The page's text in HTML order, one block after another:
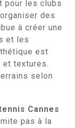
pour les clubs
des
à créer une
et les
est
textures.
selon
Cannes
pas à la